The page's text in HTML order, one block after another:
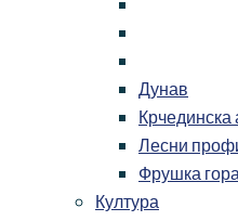
Дунав
Крчединска
Лесни
Фрушка гора
Култура